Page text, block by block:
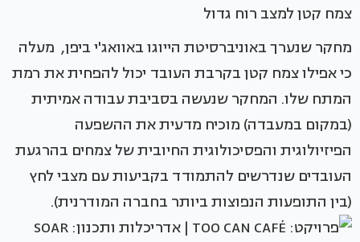
צמח קטן למצב רוח גדול
מחקר שנערך באוניברסיטת הייוגו באוואג'י ביפן, מעלה
כי אפילו צמח קטן בקרבת העובד יכול להפחית את רמת
המתח שלו. המחקר שנעשה בסביבת עבודה אמיתית
(במקום במעבדה) מוכיח מדעית את ההשפעה
הפיזיולוגית והפסיכולוגית החיובית של צמחים בהרגעת
העובדים שנדרשים להתמודד בקביעות עם מצבי לחץ
(בין התופעות הנפוצות ביותר בחברה המודרנית).